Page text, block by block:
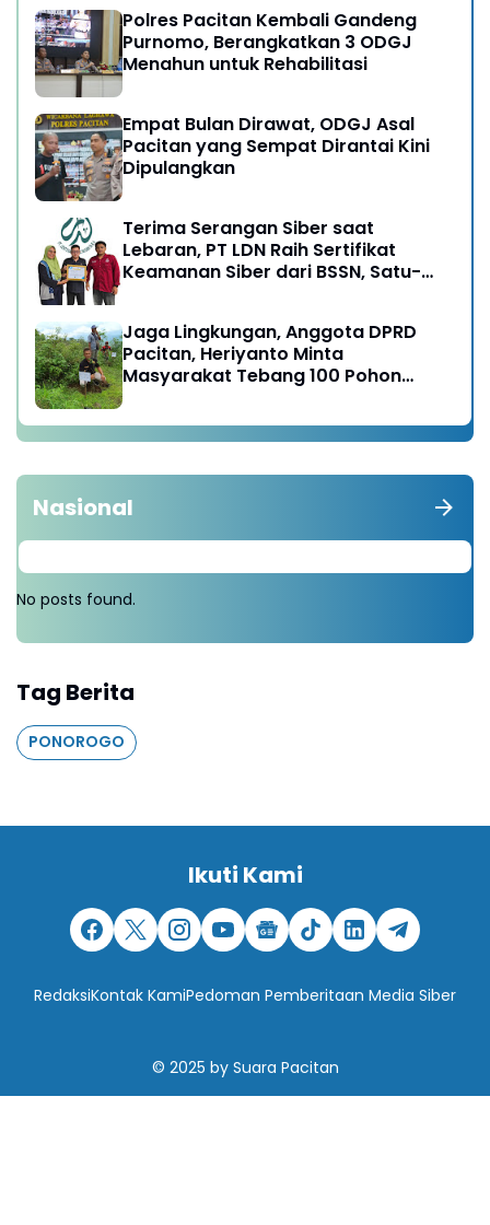
Polres Pacitan Kembali Gandeng
Purnomo, Berangkatkan 3 ODGJ
Menahun untuk Rehabilitasi
Empat Bulan Dirawat, ODGJ Asal
Pacitan yang Sempat Dirantai Kini
Dipulangkan
Terima Serangan Siber saat
Lebaran, PT LDN Raih Sertifikat
Keamanan Siber dari BSSN, Satu-
Jaga Lingkungan, Anggota DPRD
Pacitan, Heriyanto Minta
Masyarakat Tebang 100 Pohon
Nasional
No posts found.
Tag Berita
PONOROGO
Ikuti Kami
RedaksiKontak KamiPedoman Pemberitaan Media Siber
© 2025 by Suara Pacitan